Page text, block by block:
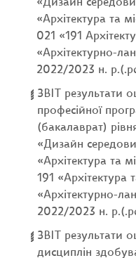
«Дизайн
«Архітектура та
021 «191
«Архітектурно-
2022/2023 н.
ЗВІТ результати
професійної
(бакалаврат)
«Дизайн
«Архітектура та
191 «Архітектура
«Архітектурно-
2022/2023 н.
ЗВІТ результати
дисциплін